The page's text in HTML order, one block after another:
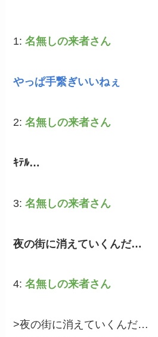
1:名無しの来者さん
やっぱ手繋ぎいいねぇ
2:名無しの来者さん
ｷﾃﾙ…
3:名無しの来者さん
夜の街に消えていくんだ…
4:名無しの来者さん
>夜の街に消えていくんだ…